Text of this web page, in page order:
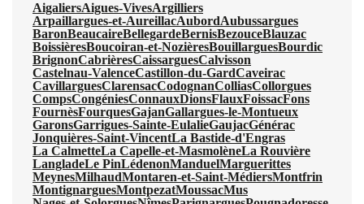
AigaliersAigues-VivesArgilliers
Arpaillargues-et-AureillacAubordAubussargues
BaronBeaucaireBellegardeBernisBezouceBlauzac
BoissièresBoucoiran-et-NozièresBouillarguesBourdic
BrignonCabrièresCaissarguesCalvisson
Castelnau-ValenceCastillon-du-GardCaveirac
CavillarguesClarensacCodognanColliasCollorgues
CompsCongéniesConnauxDionsFlauxFoissacFons
FournèsFourquesGajanGallargues-le-Montueux
GaronsGarrigues-Sainte-EulalieGaujacGénérac
Jonquières-Saint-VincentLa Bastide-d'Engras
La CalmetteLa Capelle-et-MasmolèneLa Rouvière
LangladeLe PinLédenonManduelMarguerittes
MeynesMilhaudMontaren-et-Saint-MédiersMontfrin
MontignarguesMontpezatMoussacMus